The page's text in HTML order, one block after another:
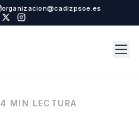
organizacion@cadizpsoe.es
4 MIN LECTURA